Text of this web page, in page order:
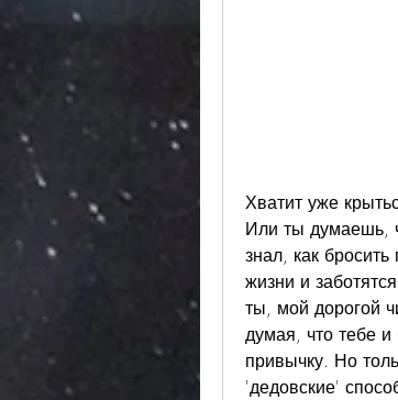
Хватит уже
Или ты думаешь,
знал, как
жизни и
ты, мой дорогой
думая, что тебе и
привычку. Но
'дедовские'